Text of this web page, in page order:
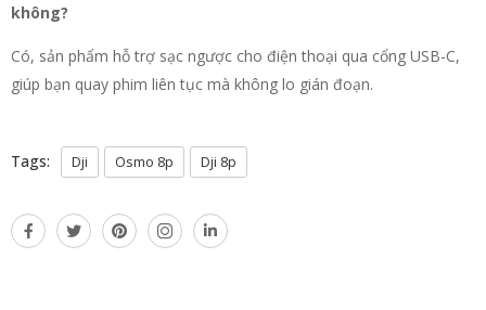
không?
Có, sản phẩm hỗ trợ sạc ngược cho điện thoại qua cổng USB-C,
giúp bạn quay phim liên tục mà không lo gián đoạn.
Tags: Dji Osmo 8p Dji 8p